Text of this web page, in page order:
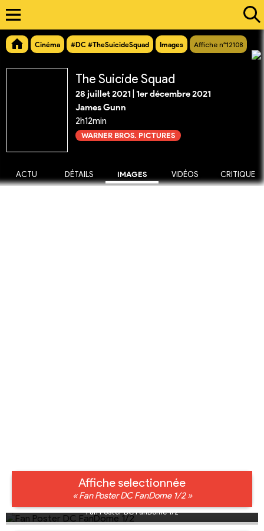
Cinéma #DC #TheSuicideSquad Images Affiche n°12108
The Suicide Squad
28 juillet 2021 1er décembre 2021
James Gunn
2h12min
WARNER BROS. PICTURES
ACTU DÉTAILS IMAGES VIDÉOS CRITIQUE
Affiche selectionnée
« Fan Poster DC FanDome 1/2 »
Fan Poster DC FanDome 1/2